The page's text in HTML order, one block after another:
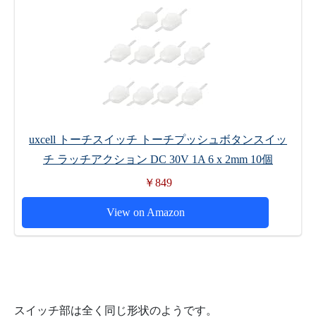
uxcell トーチスイッチ トーチプッシュボタンスイッ
チ ラッチアクション DC 30V 1A 6 x 2mm 10個
￥849
View on Amazon
スイッチ部は全く同じ形状のようです。